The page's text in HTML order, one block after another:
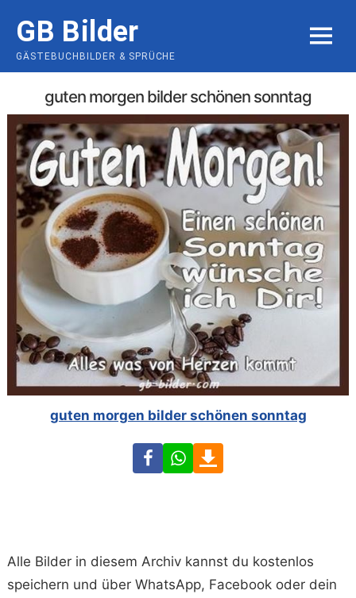
content
GB Bilder
GÄSTEBUCHBILDER & SPRÜCHE
MENU
guten morgen bilder schönen sonntag
guten morgen bilder schönen sonntag
FacebookWhatsApp
Alle Bilder in diesem Archiv kannst du kostenlos
speichern und über WhatsApp, Facebook oder dein